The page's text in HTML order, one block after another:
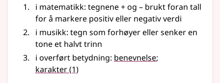
i matematikk: tegnene + og – brukt foran tall
for å markere positiveller negativ verdi
i musikk: tegn som forhøyerellersenker en
tone et halvt trinn
i overført betydning: benevnelse;
karakter(1)